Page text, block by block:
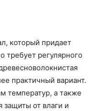
который придает
требует регулярного
практичный вариант.
температур, а также
защиты от влаги и